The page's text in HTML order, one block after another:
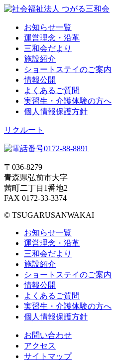
お知らせ一覧
運営理念・沿革
三和会だより
施設紹介
ショートステイのご案内
情報公開
よくあるご質問
実習生・介護体験の方へ
個人情報保護方針
リクルート
〒036-8279
青森県弘前市大字
茜町二丁目1番地2
FAX 0172-33-3374
© TSUGARUSANWAKAI
お知らせ一覧
運営理念・沿革
三和会だより
施設紹介
ショートステイのご案内
情報公開
よくあるご質問
実習生・介護体験の方へ
個人情報保護方針
お問い合わせ
アクセス
サイトマップ